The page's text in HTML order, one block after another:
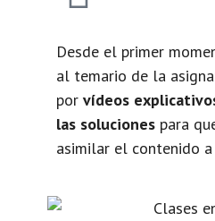
Desde el primer
al temario de la
por vídeos
las solucionespara
asimilar el contenido